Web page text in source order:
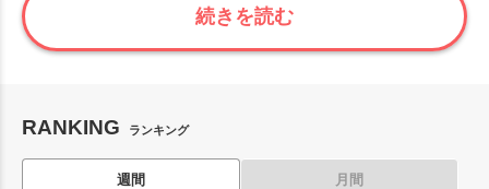
続きを読む
RANKING ランキング
週間 月間